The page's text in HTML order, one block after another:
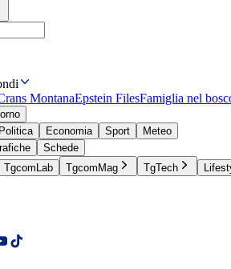
MontanaEpstein FilesFamiglia nel
Politica Economia Sport
Meteo
Schede
TgcomLab TgcomMag TgTech